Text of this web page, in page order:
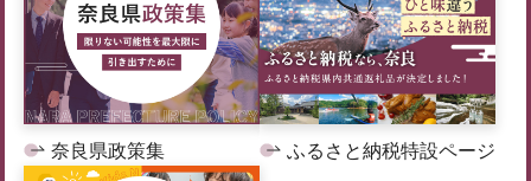
奈良県政策集 ふるさと納税特設ページ